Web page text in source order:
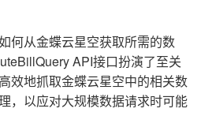
何从金蝶云星空获取所需的数
API接口扮演了至关
效地抓取金蝶云星空中的相关数
，以应对大规模数据请求时可能